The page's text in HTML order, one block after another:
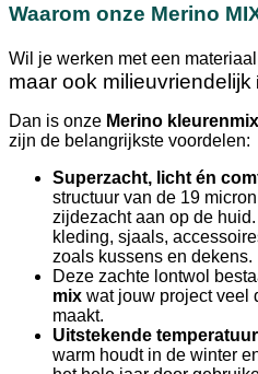
micron
Waarom onze Merino
Wil je werken met een
maar ook milieuvriendelijk
Dan is onze Merino
zijn de belangrijkste voordelen:
Superzacht, licht én
structuur van de 19
zijdezacht aan op de
kleding, sjaals,
zoals kussens en dekens.
Deze zachte lontwol
mix wat jouw project veel
maakt.
Uitstekende
warm houdt in de winter